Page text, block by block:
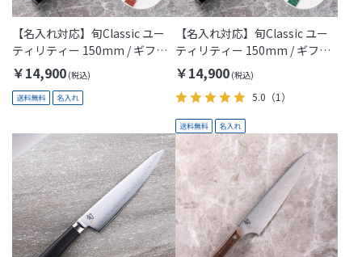
【名入れ対応】旬Classic ユー
ティリティー 150mm / ギフト
包装付き(Thanks Mom)
￥14,900
【名入れ対応】旬Classic ユー
ティリティー 150mm / ギフト
包装付き(Thanks Dad)
￥14,900
5.0 （1）